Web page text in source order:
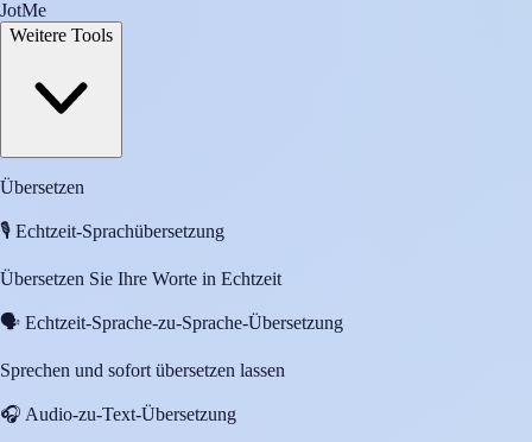
JotMe
Weitere Tools
Übersetzen
🎙️ Echtzeit-Sprachübersetzung
Übersetzen Sie Ihre Worte in Echtzeit
🗣️ Echtzeit-Sprache-zu-Sprache-Übersetzung
Sprechen und sofort übersetzen lassen
🎧 Audio-zu-Text-Übersetzung